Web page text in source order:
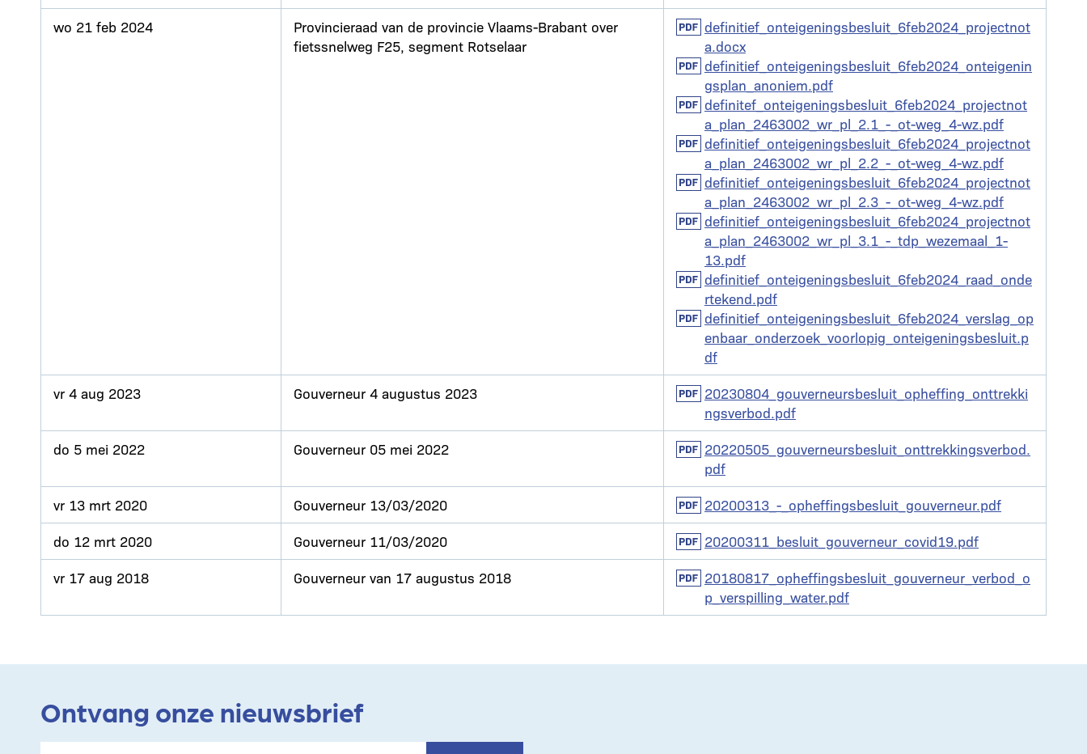
wo 21 feb 2024
Provincieraad van de provincie Vlaams-Brabant over
fietssnelweg F25, segment Rotselaar
Document
definitief_onteigeningsbesluit_6feb2024_projectnot
a.docx
Document
definitief_onteigeningsbesluit_6feb2024_onteigenin
gsplan_anoniem.pdf
Document
definitef_onteigeningsbesluit_6feb2024_projectnot
a_plan_2463002_wr_pl_2.1_-_ot-weg_4-wz.pdf
Document
definitief_onteigeningsbesluit_6feb2024_projectnot
a_plan_2463002_wr_pl_2.2_-_ot-weg_4-wz.pdf
Document
definitief_onteigeningsbesluit_6feb2024_projectnot
a_plan_2463002_wr_pl_2.3_-_ot-weg_4-wz.pdf
Document
definitief_onteigeningsbesluit_6feb2024_projectnot
a_plan_2463002_wr_pl_3.1_-_tdp_wezemaal_1-
13.pdf
Document
definitief_onteigeningsbesluit_6feb2024_raad_onde
rtekend.pdf
Document
definitief_onteigeningsbesluit_6feb2024_verslag_op
enbaar_onderzoek_voorlopig_onteigeningsbesluit.p
df
vr 4 aug 2023
Gouverneur 4 augustus 2023 Document
20230804_gouverneursbesluit_opheffing_onttrekki
ngsverbod.pdf
do 5 mei 2022
Gouverneur 05 mei 2022 Document
20220505_gouverneursbesluit_onttrekkingsverbod.
pdf
vr 13 mrt 2020
Gouverneur 13/03/2020 Document
20200313_-_opheffingsbesluit_gouverneur.pdf
do 12 mrt 2020
Gouverneur 11/03/2020 Document
20200311_besluit_gouverneur_covid19.pdf
vr 17 aug 2018
Gouverneur van 17 augustus 2018 Document
20180817_opheffingsbesluit_gouverneur_verbod_o
p_verspilling_water.pdf
Ontvang onze nieuwsbrief